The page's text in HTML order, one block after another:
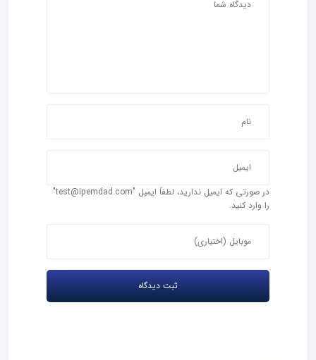
در صورتی که ایمیل ندارید، لطفاً ایمیل "test@ipemdad.com"
را وارد کنید.